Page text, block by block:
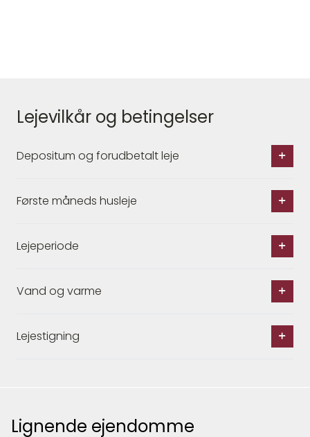
Lejevilkår og betingelser
Depositum og forudbetalt leje
Første måneds husleje
Lejeperiode
Vand og varme
Lejestigning
Lignende ejendomme